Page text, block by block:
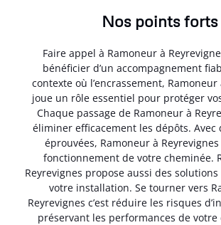
Nos points forts
Faire appel à Ramoneur à
bénéficier d’un accompagnement
contexte où l’encrassement, Ramoneur
joue un rôle essentiel pour protéger
Chaque passage de Ramoneur à
éliminer efficacement les dépôts. Avec
éprouvées, Ramoneur à
fonctionnement de votre cheminée.
Reyrevignes propose aussi des
votre installation. Se tourner vers
Reyrevignes c’est réduire les risques
préservant les performances de